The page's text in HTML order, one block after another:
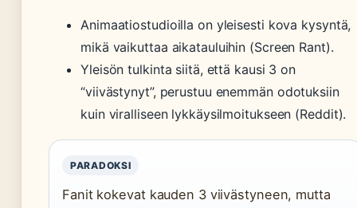
Animaatiostudioilla on yleisesti kova kysyntä,
mikä vaikuttaa aikatauluihin (Screen Rant).
Yleisön tulkinta siitä, että kausi 3 on
“viivästynyt”, perustuu enemmän odotuksiin
kuin viralliseen lykkäysilmoitukseen (Reddit).
PARADOKSI
Fanit kokevat kauden 3 viivästyneen, mutta